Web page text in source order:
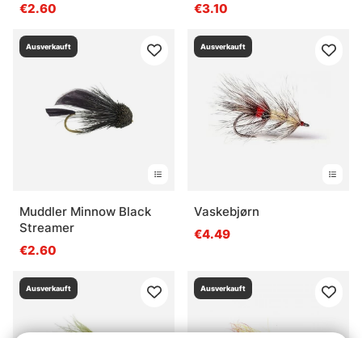
€2.60
€3.10
Ausverkauft
Muddler Minnow Black
Streamer
€2.60
Ausverkauft
Vaskebjørn
€4.49
Ausverkauft Ausverkauft